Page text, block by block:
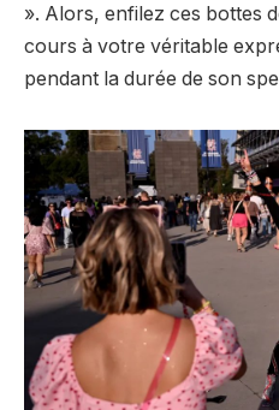
». Alors, enfilez ces bottes
cours à votre véritable
pendant la durée de son